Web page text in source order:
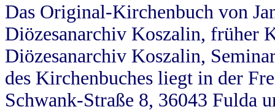
Das Original-Kirchenbuch von
Diözesanarchiv Koszalin, früher
Diözesanarchiv Koszalin,
des Kirchenbuches liegt in der
Schwank-Straße 8, 36043 Fulda